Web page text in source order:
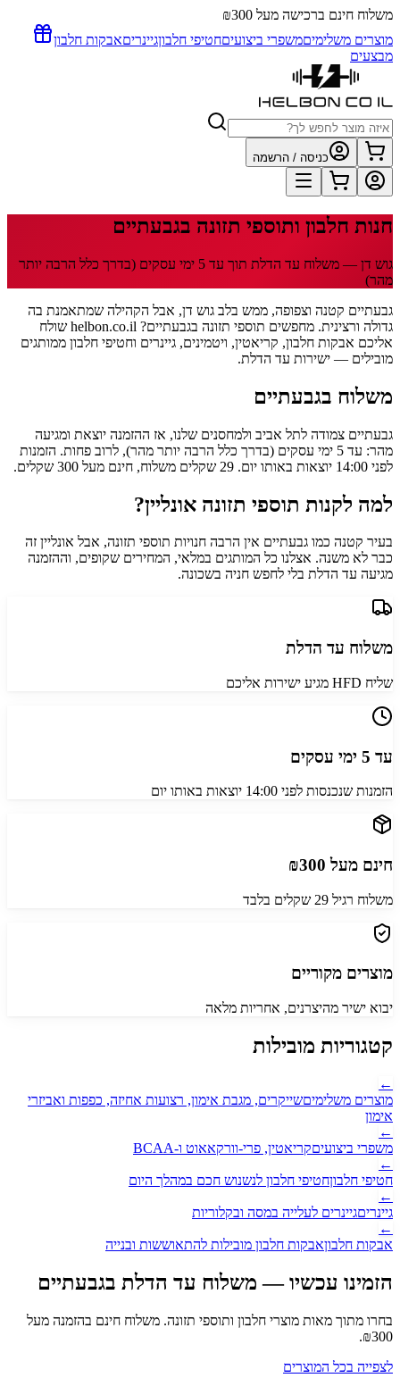
משלוח חינם ברכישה מעל ₪300
מוצרים משלימיםמשפרי ביצועיםחטיפי חלבוןגיינריםאבקות חלבון
מבצעים
כניסה / הרשמה
חנות חלבון ותוספי תזונה בגבעתיים
גוש דן — משלוח עד הדלת תוך עד 5 ימי עסקים (בדרך כלל הרבה יותר
מהר)
גבעתיים קטנה וצפופה, ממש בלב גוש דן, אבל הקהילה שמתאמנת בה
גדולה ורצינית. מחפשים תוספי תזונה בגבעתיים? helbon.co.il שולח
אליכם אבקות חלבון, קריאטין, ויטמינים, גיינרים וחטיפי חלבון ממותגים
מובילים — ישירות עד הדלת.
משלוח בגבעתיים
גבעתיים צמודה לתל אביב ולמחסנים שלנו, אז ההזמנה יוצאת ומגיעה
מהר: עד 5 ימי עסקים (בדרך כלל הרבה יותר מהר), לרוב פחות. הזמנות
לפני 14:00 יוצאות באותו יום. 29 שקלים משלוח, חינם מעל 300 שקלים.
למה לקנות תוספי תזונה אונליין?
בעיר קטנה כמו גבעתיים אין הרבה חנויות תוספי תזונה, אבל אונליין זה
כבר לא משנה. אצלנו כל המותגים במלאי, המחירים שקופים, וההזמנה
מגיעה עד הדלת בלי לחפש חניה בשכונה.
משלוח עד הדלת
שליח HFD מגיע ישירות אליכם
עד 5 ימי עסקים
הזמנות שנכנסות לפני 14:00 יוצאות באותו יום
חינם מעל ₪300
משלוח רגיל 29 שקלים בלבד
מוצרים מקוריים
יבוא ישיר מהיצרנים, אחריות מלאה
קטגוריות מובילות
←
מוצרים משלימיםשייקרים, מגבת אימון, רצועות אחיזה, כפפות ואביזרי
אימון
←
משפרי ביצועיםקריאטין, פרי-וורקאאוט ו-BCAA
←
חטיפי חלבוןחטיפי חלבון לנשנוש חכם במהלך היום
←
גיינריםגיינרים לעלייה במסה ובקלוריות
←
אבקות חלבוןאבקות חלבון מובילות להתאוששות ובנייה
הזמינו עכשיו — משלוח עד הדלת בגבעתיים
בחרו מתוך מאות מוצרי חלבון ותוספי תזונה. משלוח חינם בהזמנה מעל
₪300
.
לצפייה בכל המוצרים